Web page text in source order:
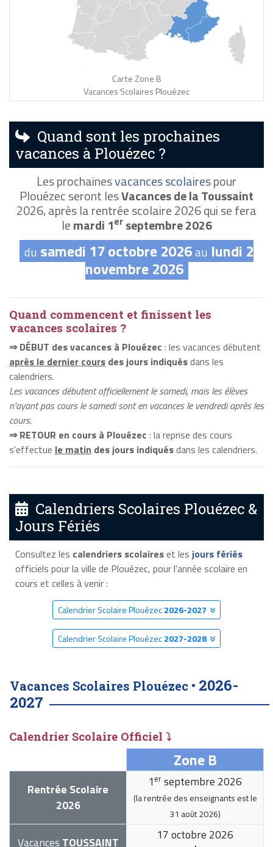
Carte Zone B
Vacances Scolaires Plouézec
Quand sont les prochaines
vacances à Plouézec ?
Les prochainesvacances scolairespour
Plouézec seront lesVacances de la Toussaint
2026, après la rentrée scolaire 2026 qui se fera
lemardi 1erseptembre 2026
du samedi 17 octobre 2026au lundi 2
novembre 2026
Quand commencent et finissent les
vacances scolaires ?
⇒ DÉBUT des vacances à Plouézec : les vacances débutent
après le dernier cours des jours indiquésdans les
calendriers.
Les vacances débutent officiellement le samedi, mais les élèves
n'ayant pas cours le samedi sont en vacances le vendredi après les
cours.
⇒ RETOUR en cours à Plouézec : la reprise des cours
s'effectue le matin des jours indiquésdans les calendriers.
Calendriers Scolaires Plouézec &
Jours Fériés
Consultez les calendriers scolaireset les jours fériés
officiels pour la ville de Plouézec, pour l'année scolaire en
cours et celles à venir :
Calendrier Scolaire Plouézec2026-2027
Calendrier Scolaire Plouézec2027-2028
Vacances Scolaires Plouézec • 2026-
2027
Calendrier Scolaire Officiel ⤵
Zone B
Rentrée Scolaire
2026
1 er septembre 2026
(la rentrée des enseignants est le
31 août 2026)
Vacances TOUSSAINT 17 octobre 2026